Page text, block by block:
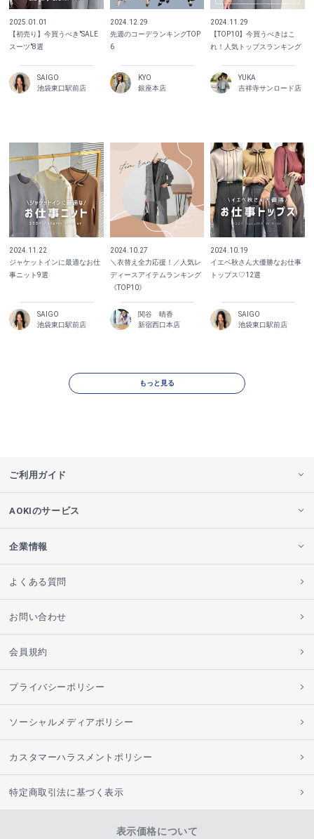
2025.01.01
【初売り】今買うべき"SALE
スーツ"8選
SAIGO
池袋東口駅前店
2024.12.29
先週のコーデランキングTOP
6
KYO
銀座本店
2024.11.29
【TOP10】今買うべきはこ
れ！人気トップスランキング
YUKA
吉祥寺サンロード店
2024.11.22
ジャケットインに最適なお仕
事ニット9選
SAIGO
池袋東口駅前店
2024.10.27
＼衣替え全力応援！／人気レ
ディースアイテムランキング
《TOP10》
関谷 晴香
新宿西口本店
2024.10.19
イエベ秋さん大優勝なお仕事
トップス♡12選
SAIGO
池袋東口駅前店
もっと見る
ご利用ガイド
AOKIのサービス
企業情報
よくある質問
お問い合わせ
会員規約
プライバシーポリシー
ソーシャルメディアポリシー
カスタマーハラスメントポリシー
特定商取引法に基づく表示
表示価格について